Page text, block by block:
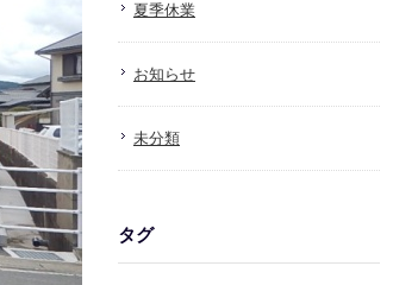
夏季休業
お知らせ
未分類
タグ